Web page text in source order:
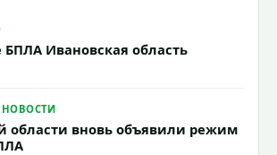
Ивановская область
области вновь объявили режим